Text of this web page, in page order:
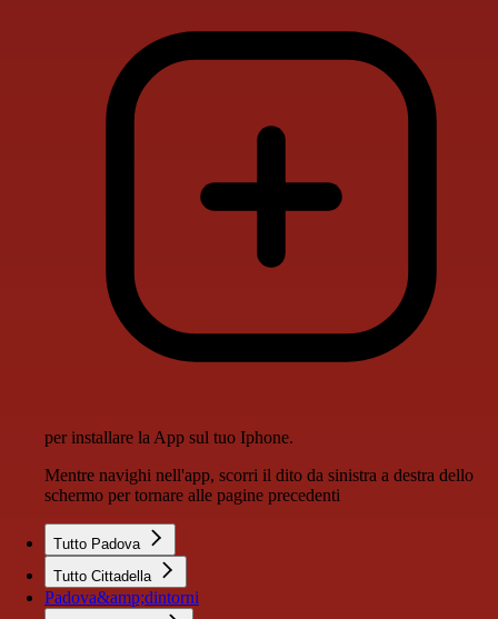
per installare la App sul tuo Iphone.
Mentre navighi nell'app, scorri il dito da sinistra a destra dello
schermo per tornare alle pagine precedenti
Tutto Padova
Tutto Cittadella
Padova&amp;dintorni